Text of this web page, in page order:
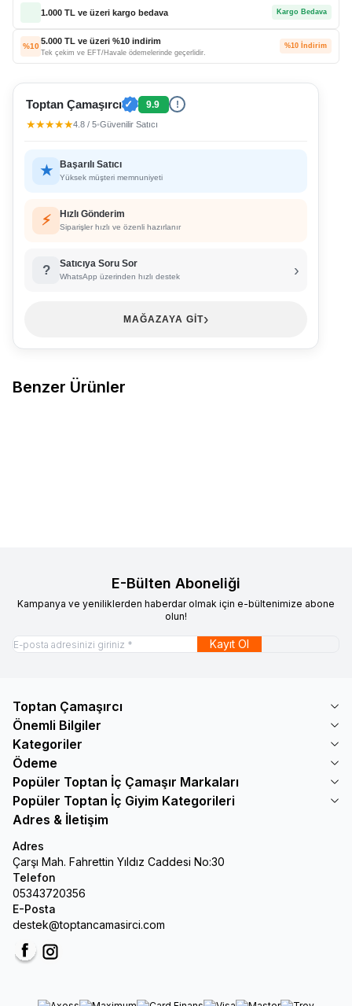
1.000 TL ve üzeri kargo bedava Kargo Bedava
%10
5.000 TL ve üzeri %10 indirim
Tek çekim ve EFT/Havale ödemelerinde geçerlidir.
%10 İndirim
Toptan Çamaşırcı ✓ 9.9 !
★★★★★4.8 / 5•Güvenilir Satıcı
★ Başarılı Satıcı
Yüksek müşteri memnuniyeti
⚡ Hızlı Gönderim
Siparişler hızlı ve özenli hazırlanır
? Satıcıya Soru Sor
WhatsApp üzerinden hızlı destek ›
MAĞAZAYA GİT›
Benzer Ürünler
E-Bülten Aboneliği
Kampanya ve yeniliklerden haberdar olmak için e-bültenimize abone
olun!
Kayıt Ol
Toptan Çamaşırcı
Önemli Bilgiler
Kategoriler
Ödeme
Popüler Toptan İç Çamaşır Markaları
Popüler Toptan İç Giyim Kategorileri
Adres & İletişim
Adres
Çarşı Mah. Fahrettin Yıldız Caddesi No:30
Telefon
05343720356
E-Posta
destek@toptancamasirci.com
FacebookInstagram